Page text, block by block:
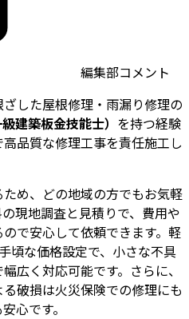
編集部コメント
ざした屋根修理・雨漏り修理の
級建築板金技能士） を持つ経験
品質な修理工事を責任施工し
め、どの地域の方でもお気軽
現地調査と見積りで、費用や
で安心して依頼できます。軽
頃な価格設定で、小さな不具
広く対応可能です。さらに、
破損は火災保険での修理にも
心です。